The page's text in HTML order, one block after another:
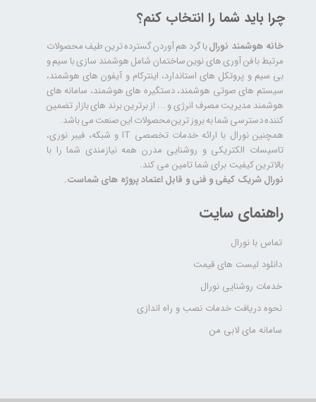
راهنمای سایت
تماس با نورال
دانلود لیست های قیمت
خدمات روشنایی نورال
نحوه دریافت خدمات نصب و راه اندازی
سامانه مای لابی من
چرا باید شما را انتخاب کنم؟
خانه هوشمند نورالبا گرد هم آوردن گسترده ترین طیف محصولات
مرتبط با فن آوری های نوین ساختمان شامل هوشمند سازی با سیم و
بی سیم و پروتکل های استاندارد، اینترکام و آیفون های هوشمند،
سیستم های صوتی هوشمند، دستگیره های هوشمند، سامانه های
هوشمند مدیریت مصرف انرژی و ... از برترین برند های بازار تضمین
کننده دسترسی شما به بروز ترین محصولات این صنعت می باشد.
همچنین نورال با ارائه خدمات تخصصی IT و شبکه، فیبر نوری،
تاسیسات الکتریکی و روشنایی مدرن همه نیازمندی شما را با
بالاترین کیفیت برای شما تامین می کند.
نورال شریک کیفی و فنی و قابل اعتماد پروژه های شماست.